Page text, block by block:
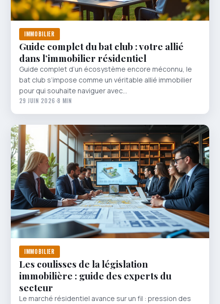
IMMOBILIER
Guide complet du bat club : votre allié
dans l’immobilier résidentiel
Guide complet d’un écosystème encore méconnu, le
bat club s’impose comme un véritable allié immobilier
pour qui souhaite naviguer avec…
29 JUIN 2026·8 MIN
IMMOBILIER
Les coulisses de la législation
immobilière : guide des experts du
secteur
Le marché résidentiel avance sur un fil : pression des